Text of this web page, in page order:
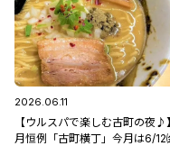
2026.06.11
【ウルスパで楽しむ古町の夜♪
月恒例「古町横丁」今月は6/12